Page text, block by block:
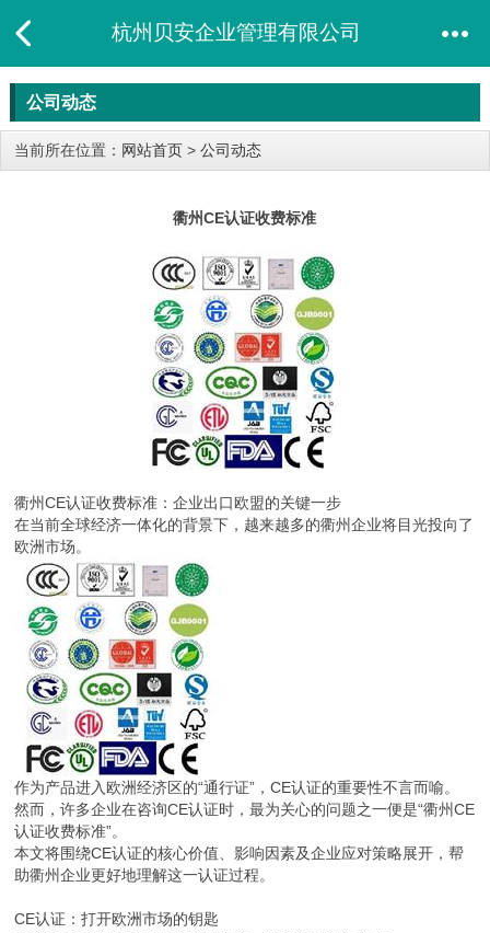
杭州贝安企业管理有限公司
公司动态
当前所在位置： 网站首页 > 公司动态
衢州CE认证收费标准
衢州CE认证收费标准：企业出口欧盟的关键一步
在当前全球经济一体化的背景下，越来越多的衢州企业将目光投向了
欧洲市场。
作为产品进入欧洲经济区的“通行证”，CE认证的重要性不言而喻。
然而，许多企业在咨询CE认证时，最为关心的问题之一便是“衢州CE
认证收费标准”。
本文将围绕CE认证的核心价值、影响因素及企业应对策略展开，帮
助衢州企业更好地理解这一认证过程。
CE认证：打开欧洲市场的钥匙